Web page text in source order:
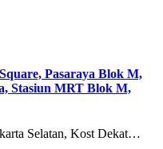
Pasaraya Blok M,
Stasiun MRT Blok M,
Selatan, Kost Dekat…